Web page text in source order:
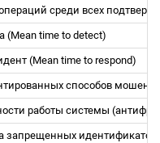
среди всех
(Mean time to detect)
(Mean time to respond)
способов
работы системы
запрещенных